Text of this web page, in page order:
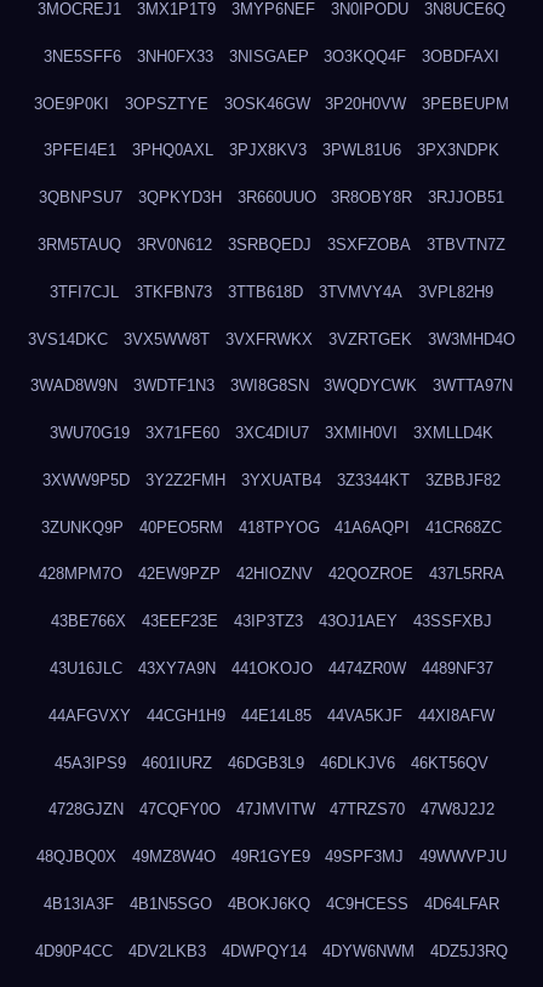
3MOCREJ1 3MX1P1T9 3MYP6NEF 3N0IPODU 3N8UCE6Q
3NE5SFF6 3NH0FX33 3NISGAEP 3O3KQQ4F 3OBDFAXI
3OE9P0KI 3OPSZTYE 3OSK46GW 3P20H0VW 3PEBEUPM
3PFEI4E1 3PHQ0AXL 3PJX8KV3 3PWL81U6 3PX3NDPK
3QBNPSU7 3QPKYD3H 3R660UUO 3R8OBY8R 3RJJOB51
3RM5TAUQ 3RV0N612 3SRBQEDJ 3SXFZOBA 3TBVTN7Z
3TFI7CJL 3TKFBN73 3TTB618D 3TVMVY4A 3VPL82H9
3VS14DKC 3VX5WW8T 3VXFRWKX 3VZRTGEK 3W3MHD4O
3WAD8W9N 3WDTF1N3 3WI8G8SN 3WQDYCWK 3WTTA97N
3WU70G19 3X71FE60 3XC4DIU7 3XMIH0VI 3XMLLD4K
3XWW9P5D 3Y2Z2FMH 3YXUATB4 3Z3344KT 3ZBBJF82
3ZUNKQ9P 40PEO5RM 418TPYOG 41A6AQPI 41CR68ZC
428MPM7O 42EW9PZP 42HIOZNV 42QOZROE 437L5RRA
43BE766X 43EEF23E 43IP3TZ3 43OJ1AEY 43SSFXBJ
43U16JLC 43XY7A9N 441OKOJO 4474ZR0W 4489NF37
44AFGVXY 44CGH1H9 44E14L85 44VA5KJF 44XI8AFW
45A3IPS9 4601IURZ 46DGB3L9 46DLKJV6 46KT56QV
4728GJZN 47CQFY0O 47JMVITW 47TRZS70 47W8J2J2
48QJBQ0X 49MZ8W4O 49R1GYE9 49SPF3MJ 49WWVPJU
4B13IA3F 4B1N5SGO 4BOKJ6KQ 4C9HCESS 4D64LFAR
4D90P4CC 4DV2LKB3 4DWPQY14 4DYW6NWM 4DZ5J3RQ